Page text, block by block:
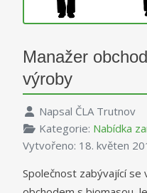
Manažer
výroby
Napsal ČLA Trutnov
Kategorie: Nabídka
Vytvořeno: 18. květen
Společnost zabývající